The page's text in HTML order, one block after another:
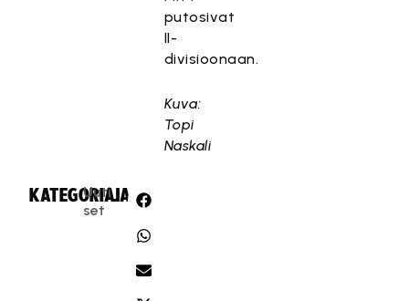
putosivat
II-
divisioonaan.
Kuva:
Topi
Naskali
KATEGORIA:
Uuti
set
JAA: